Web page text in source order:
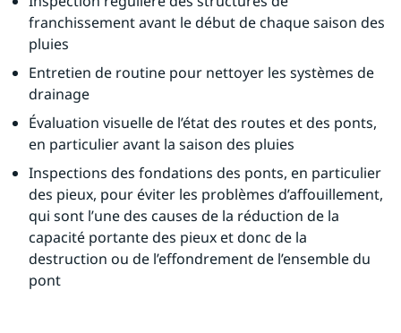
franchissement avant le début de chaque saison des
pluies
Entretien de routine pour nettoyer les systèmes de
drainage
Évaluation visuelle de l’état des routes et des ponts,
en particulier avant la saison des pluies
Inspections des fondations des ponts, en particulier
des pieux, pour éviter les problèmes d’affouillement,
qui sont l’une des causes de la réduction de la
capacité portante des pieux et donc de la
destruction ou de l’effondrement de l’ensemble du
pont